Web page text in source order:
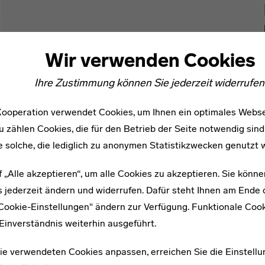
Wir verwenden Cookies
Ihre Zustimmung können Sie jederzeit
verwendet Cookies, um Ihnen ein optimales
zählen Cookies, die für den Betrieb der Seite notwendig
solche, die lediglich zu anonymen Statistikzwecken genutzt
„Alle akzeptieren“, um alle Cookies zu akzeptieren. Sie
jederzeit ändern und widerrufen. Dafür steht Ihnen am Ende
Einstellungen" ändern zur Verfügung. Funktionale
weiterhin ausgeführt.
verwendeten Cookies anpassen, erreichen Sie die
MODERNE LEHREN
Bildung durch Sabotage
Rathna Ramanathan, Studiengangsleiterin am Royal